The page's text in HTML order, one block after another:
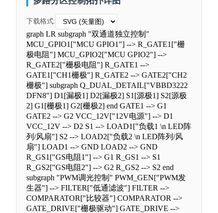
下载格式:
graph LR subgraph "双通道独立控制"
MCU_GPIO1["MCU GPIO1"] --> R_GATE1["栅
极电阻"] MCU_GPIO2["MCU GPIO2"] -->
R_GATE2["栅极电阻"] R_GATE1 -->
GATE1["CH1栅极"] R_GATE2 --> GATE2["CH2
栅极"] subgraph Q_DUAL_DETAIL["VBBD3222
DFN8"] D1[漏极1] D2[漏极2] S1[源极1] S2[源极
2] G1[栅极1] G2[栅极2] end GATE1 --> G1
GATE2 --> G2 VCC_12V["12V电源"] --> D1
VCC_12V --> D2 S1 --> LOAD1["负载1 \n LED阵
列/风扇"] S2 --> LOAD2["负载2 \n LED阵列/风
扇"] LOAD1 --> GND LOAD2 --> GND
R_GS1["GS电阻1"] --> G1 R_GS1 --> S1
R_GS2["GS电阻2"] --> G2 R_GS2 --> S2 end
subgraph "PWM调光控制" PWM_GEN["PWM发
生器"] --> FILTER["低通滤波"] FILTER -->
COMPARATOR["比较器"] COMPARATOR -->
GATE_DRIVE["栅极驱动"] GATE_DRIVE -->